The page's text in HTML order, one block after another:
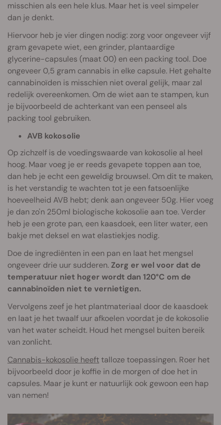
misschien als een hele klus. Maar het is veel simpeler
dan je denkt.
Hiervoor heb je vier dingen nodig: zorg voor ongeveer vijf
gram gevapete wiet, een grinder, plantaardige
glycerine-capsules (maat 00) en een packing tool. Doe
ongeveer 0,5 gram cannabis in elke capsule. Het gehalte
cannabinoïden is misschien niet overal gelijk, maar zal
redelijk overeenkomen. Om de wiet aan te stampen, kun
je bijvoorbeeld de achterkant van een penseel als
packing tool gebruiken.
AVB kokosolie
Op zichzelf is de voedingswaarde van kokosolie al heel
hoog. Maar voeg je er reeds gevapete toppen aan toe,
dan heb je echt een geweldig brouwsel. Om dit te maken,
is het verstandig te wachten tot je een fatsoenlijke
hoeveelheid AVB hebt; denk aan ongeveer 50g. Hier voeg
je dan zo'n 250ml biologische kokosolie aan toe. Verder
heb je een grote pan, een kaasdoek, een liter water, een
bakje met deksel en wat elastiekjes nodig.
Doe de ingrediënten in een pan en laat het mengsel
ongeveer drie uur sudderen. Zorg er wel voor dat de
temperatuur niet hoger wordt dan 120°C om de
cannabinoïden niet te vernietigen.
Vervolgens zeef je het plantmateriaal door de kaasdoek
en laat je het twaalf uur afkoelen voordat je de kokosolie
van het water scheidt. Houd het mengsel buiten bereik
van zonlicht.
Cannabis-kokosolie heefttalloze toepassingen. Roer het
bijvoorbeeld door je koffie in de morgen of doe het in
capsules. Maar je kunt er natuurlijk ook gewoon een hap
van nemen!